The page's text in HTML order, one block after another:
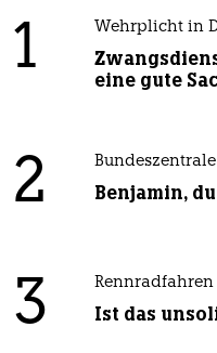
1 Wehrplicht in
eine gute
2 Benjamin,
3 Ist das